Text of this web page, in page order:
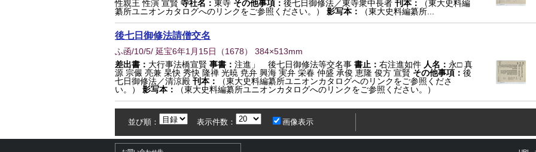
性親王 性演 宣賢 寺社名： 東寺 その他事項： 後七日御修法／東寺衆中長者 刊本：
（東大史料編
纂所ユニオンカタログへのリンクをご参照ください。）
影写本： （東大史料編纂所...
後七日御修法請僧交名
ふ函/10/5/ 延宝6年1月15日 （1678） 384×513mm
差出書： 大行事法橋宣賢 事書： 注進」 後七日御修法等交名事 書止： 右注進如件 人名： 永□ 真
源 宗儼 亮兼 杲快 秀快 隆禅 光暁 尭弁 興海 実弁 栄春 仲盛 承俊 恵隆 俊方 宣賢 その他事項： 後
七日御修法／清涼殿 刊本：
（東大史料編纂所ユニオンカタログへのリンクをご参照くださ
い。）
影写本： （東大史料編纂所ユニオンカタログへのリンクをご参照ください。）
並び順： 表示件数： 画像表示